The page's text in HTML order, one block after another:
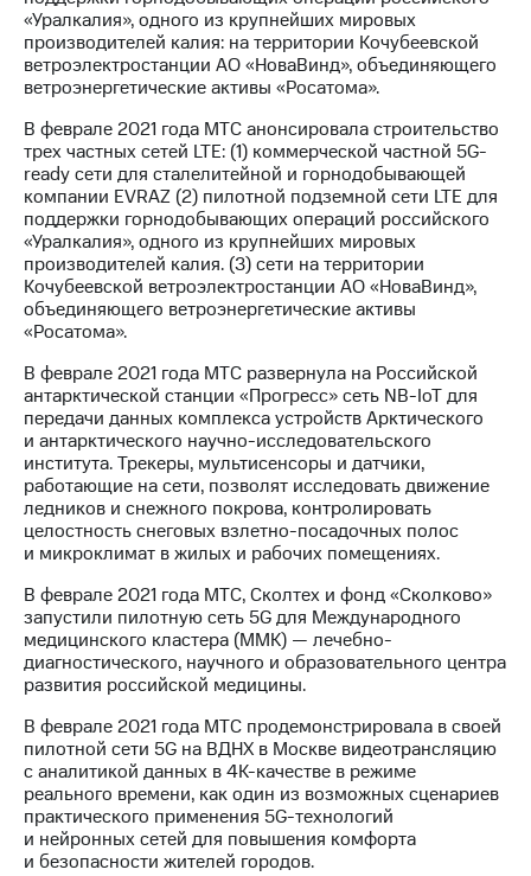
«Уралкалия», одного из крупнейших мировых
производителей калия: на территории Кочубеевской
ветроэлектростанции АО «НоваВинд», объединяющего
ветроэнергетические активы «Росатома».
В феврале 2021 года МТС анонсировала строительство
трех частных сетей LTE: (1) коммерческой частной 5G-
ready сети для сталелитейной и горнодобывающей
компании EVRAZ (2) пилотной подземной сети LTE для
поддержки горнодобывающих операций российского
«Уралкалия», одного из крупнейших мировых
производителей калия. (3) сети на территории
Кочубеевской ветроэлектростанции АО «НоваВинд»,
объединяющего ветроэнергетические активы
«Росатома».
В феврале 2021 года МТС развернула на Российской
антарктической станции «Прогресс» сеть NB-IoT для
передачи данных комплекса устройств Арктического
и антарктического научно-исследовательского
института. Трекеры, мультисенсоры и датчики,
работающие на сети, позволят исследовать движение
ледников и снежного покрова, контролировать
целостность снеговых взлетно-посадочных полос
и микроклимат в жилых и рабочих помещениях.
В феврале 2021 года МТС, Сколтех и фонд «Сколково»
запустили пилотную сеть 5G для Международного
медицинского кластера (ММК) — лечебно-
диагностического, научного и образовательного центра
развития российской медицины.
В феврале 2021 года МТС продемонстрировала в своей
пилотной сети 5G на ВДНХ в Москве видеотрансляцию
с аналитикой данных в 4K-качестве в режиме
реального времени, как один из возможных сценариев
практического применения 5G-технологий
и нейронных сетей для повышения комфорта
и безопасности жителей городов.